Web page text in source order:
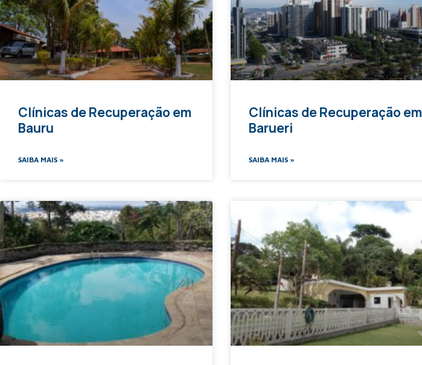
Clínicas de Recuperação em
Bauru
SAIBA MAIS »
Clínicas de Recuperação em
Barueri
SAIBA MAIS »